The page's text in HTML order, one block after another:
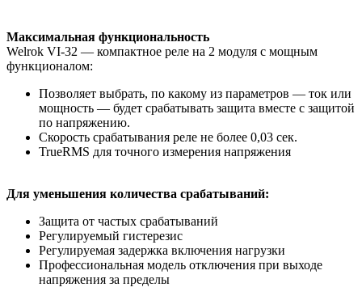
Максимальная функциональность
Welrok VI-32 — компактное реле на 2 модуля с мощным
функционалом:
Позволяет выбрать, по какому из параметров — ток или
мощность — будет срабатывать защита вместе с защитой
по напряжению.
Скорость срабатывания реле не более 0,03 сек.
TrueRMS для точного измерения напряжения
Для уменьшения количества срабатываний:
Защита от частых срабатываний
Регулируемый гистерезис
Регулируемая задержка включения нагрузки
Профессиональная модель отключения при выходе
напряжения за пределы